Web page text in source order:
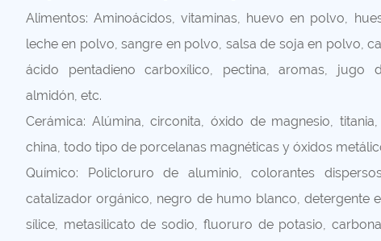
Alimentos: Aminoácidos, vitaminas, huevo en polvo,
leche en polvo, sangre en polvo, salsa de soja en polvo,
ácido pentadieno carboxílico, pectina, aromas, jugo
almidón, etc.
Cerámica: Alúmina, circonita, óxido de magnesio,
china, todo tipo de porcelanas magnéticas y óxidos
Químico: Policloruro de aluminio, colorantes
catalizador orgánico, negro de humo blanco, detergente
sílice, metasilicato de sodio, fluoruro de potasio,